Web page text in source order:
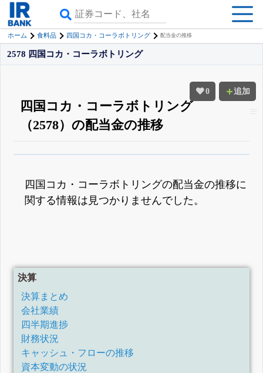
ホーム 食料品 四国コカ・コーラボトリング 配当金の推移
0 追加
2578 四国コカ・コーラボトリング
四国コカ・コーラボトリング
（2578）の配当金の推移
登録すると永久30%OFFと米株版の先行利用も付きます
四国コカ・コーラボトリングの配当金の推移に
関する情報は見つかりませんでした。
決算
決算まとめ
会社業績
四半期進捗
財務状況
キャッシュ・フローの推移
資本変動の状況